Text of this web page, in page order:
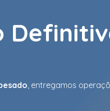
, entregamos